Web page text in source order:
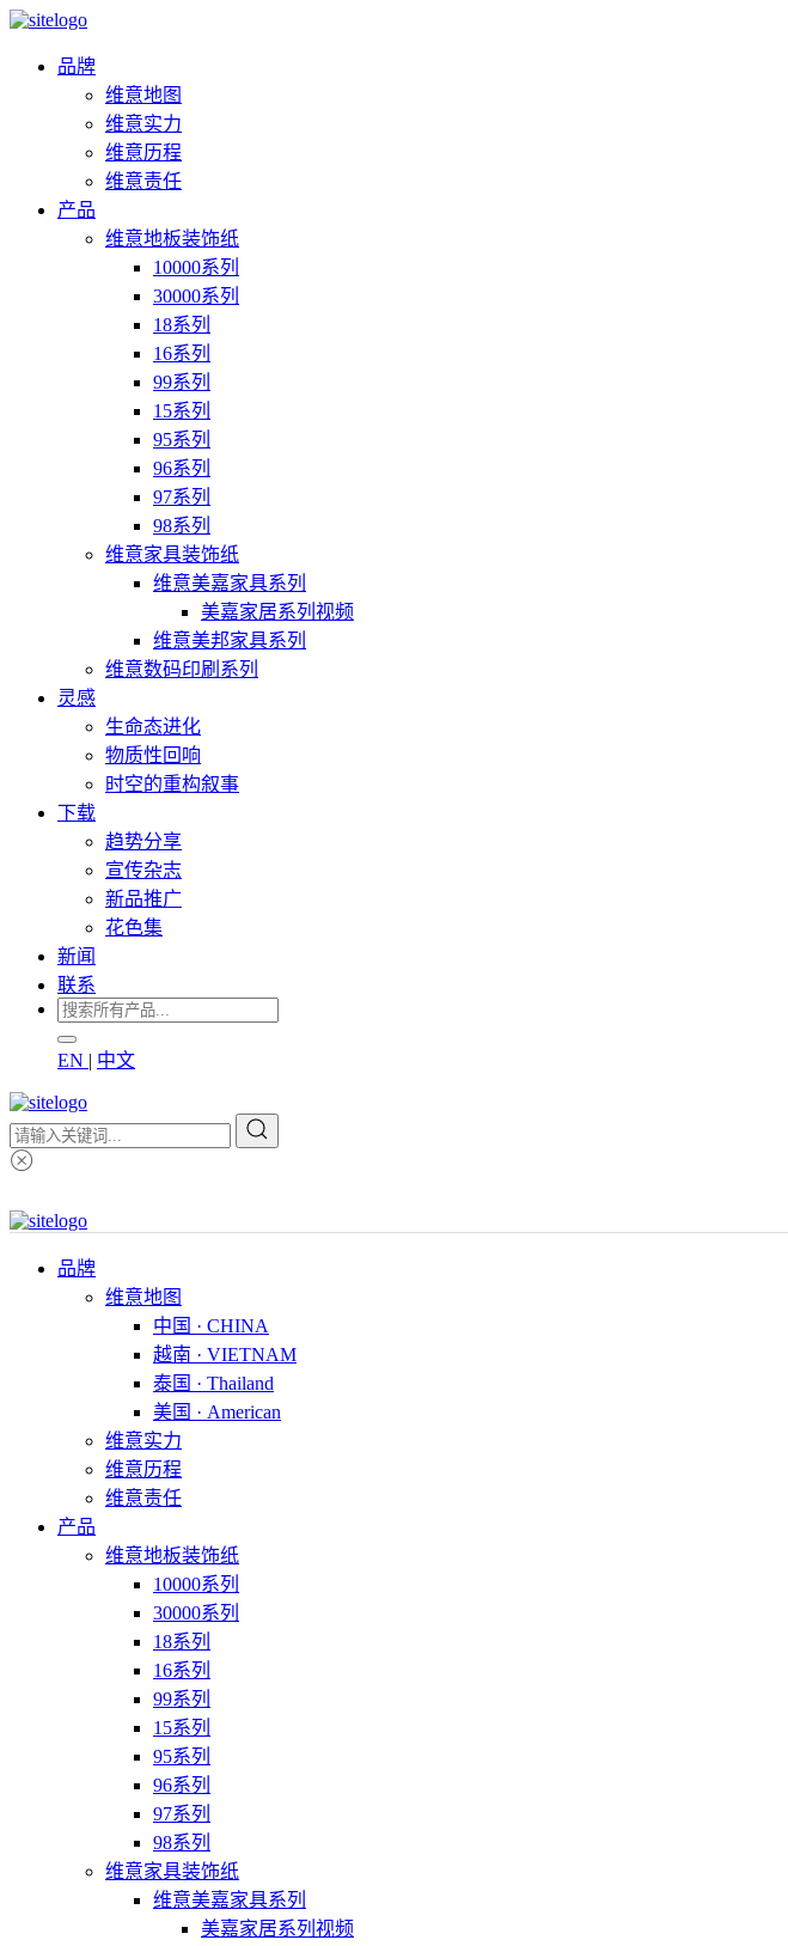
品牌
维意地图
维意实力
维意历程
维意责任
产品
维意地板装饰纸
10000系列
30000系列
18系列
16系列
99系列
15系列
95系列
96系列
97系列
98系列
维意家具装饰纸
维意美嘉家具系列
美嘉家居系列视频
维意美邦家具系列
维意数码印刷系列
灵感
生命态进化
物质性回响
时空的重构叙事
下载
趋势分享
宣传杂志
新品推广
花色集
新闻
联系
EN | 中文
品牌
维意地图
中国 · CHINA
越南 · VIETNAM
泰国 · Thailand
美国 · American
维意实力
维意历程
维意责任
产品
维意地板装饰纸
10000系列
30000系列
18系列
16系列
99系列
15系列
95系列
96系列
97系列
98系列
维意家具装饰纸
维意美嘉家具系列
美嘉家居系列视频